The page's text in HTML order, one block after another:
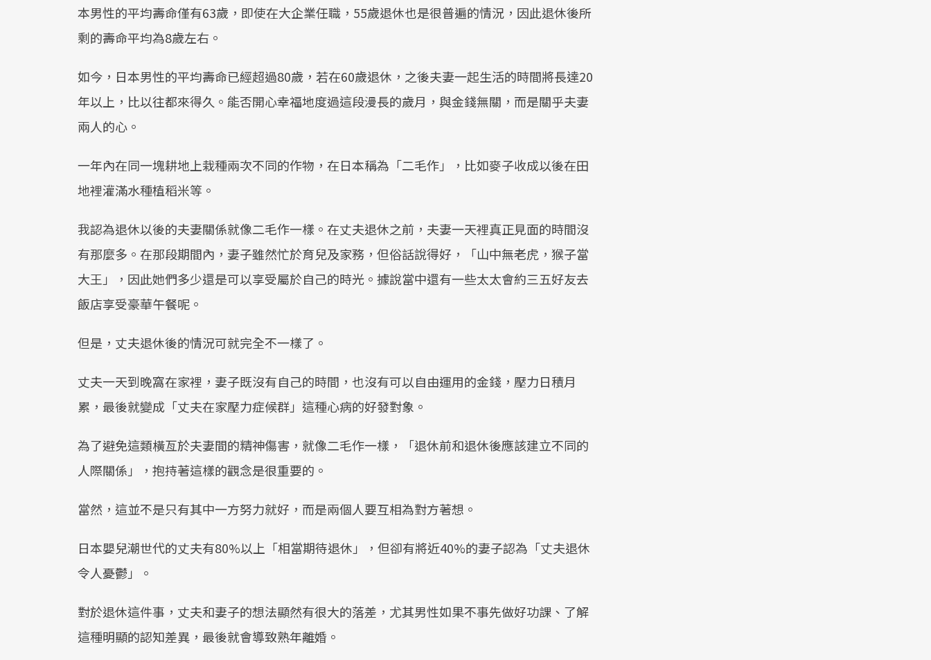
本男性的平均壽命僅有63歲，即使在大企業任職，55歲退休也是很普遍的情況，因此退休後所
剩的壽命平均為8歲左右。
如今，日本男性的平均壽命已經超過80歲，若在60歲退休，之後夫妻一起生活的時間將長達20
年以上，比以往都來得久。能否開心幸福地度過這段漫長的歲月，與金錢無關，而是關乎夫妻
兩人的心。
一年內在同一塊耕地上栽種兩次不同的作物，在日本稱為「二毛作」，比如麥子收成以後在田
地裡灌滿水種植稻米等。
我認為退休以後的夫妻關係就像二毛作一樣。在丈夫退休之前，夫妻一天裡真正見面的時間沒
有那麼多。在那段期間內，妻子雖然忙於育兒及家務，但俗話說得好，「山中無老虎，猴子當
大王」，因此她們多少還是可以享受屬於自己的時光。據說當中還有一些太太會約三五好友去
飯店享受豪華午餐呢。
但是，丈夫退休後的情況可就完全不一樣了。
丈夫一天到晚窩在家裡，妻子既沒有自己的時間，也沒有可以自由運用的金錢，壓力日積月
累，最後就變成「丈夫在家壓力症候群」這種心病的好發對象。
為了避免這類橫亙於夫妻間的精神傷害，就像二毛作一樣，「退休前和退休後應該建立不同的
人際關係」，抱持著這樣的觀念是很重要的。
當然，這並不是只有其中一方努力就好，而是兩個人要互相為對方著想。
日本嬰兒潮世代的丈夫有80%以上「相當期待退休」，但卻有將近40%的妻子認為「丈夫退休
令人憂鬱」。
對於退休這件事，丈夫和妻子的想法顯然有很大的落差，尤其男性如果不事先做好功課、了解
這種明顯的認知差異，最後就會導致熟年離婚。